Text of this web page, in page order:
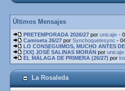
Últimos Mensajes
PRETEMPORADA 2026/27 por unicajix -
Camiseta 26/27 por Synchoquetesync -
LO CONSEGUIMOS, MUCHO ANTES
[XX] JOSÉ SALINAS MORÁN por unicajix
EL MÁLAGA DE PRIMERA (26/27) por
La Rosaleda